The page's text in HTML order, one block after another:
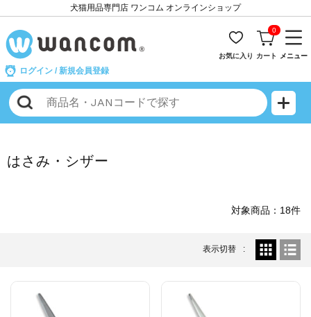
犬猫用品専門店 ワンコム オンラインショップ
ログイン / 新規会員登録
お気に入り
0
カート メニュー
はさみ・シザー
対象商品：18件
表示切替